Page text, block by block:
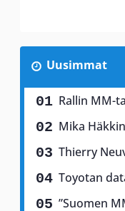
Uusimmat
Rallin MM-
Mika
Thierry
Toyotan
”Suomen